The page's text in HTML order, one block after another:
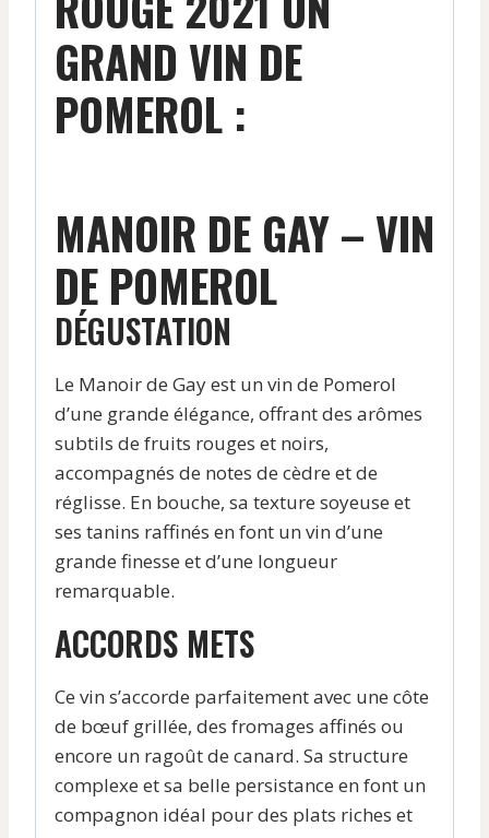
GRAND VIN DE
POMEROL :
MANOIR DE GAY – VIN
DE POMEROL
DÉGUSTATION
Le Manoir de Gay est un vin de Pomerol
d’une grande élégance, offrant des arômes
subtils de fruits rouges et noirs,
accompagnés de notes de cèdre et de
réglisse. En bouche, sa texture soyeuse et
ses tanins raffinés en font un vin d’une
grande finesse et d’une longueur
remarquable.
ACCORDS METS
Ce vin s’accorde parfaitement avec une côte
de bœuf grillée, des fromages affinés ou
encore un ragoût de canard. Sa structure
complexe et sa belle persistance en font un
compagnon idéal pour des plats riches et